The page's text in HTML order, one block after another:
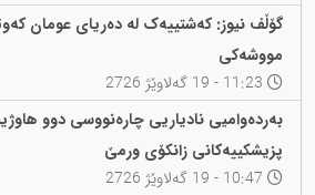
گۆڵف نیوز: کەشتییەک لە دەریای عومان
مووشەکی
بەردەوامیی نادیاریی چارەنووسی دوو
پزیشکییەکانی زانکۆی ورمێ